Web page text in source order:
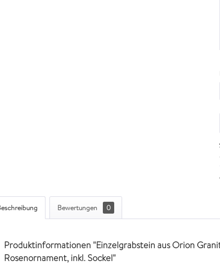
Bewertungen 0
Produktinformationen "Einzelgrabstein aus Orion
Rosenornament, inkl. Sockel"